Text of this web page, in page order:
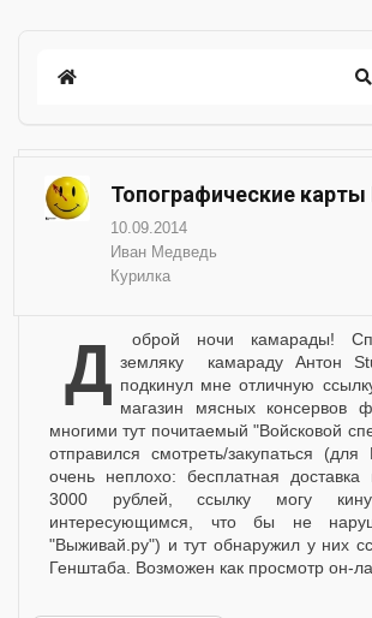
Топографические карты
10.09.2014
Иван Медведь
Курилка
Доброй ночи камарады! Спасибо моему земляку камараду Антон
подкинул мне отличную
магазин мясных
многими тут почитаемый "Войсковой
отправился смотреть/закупаться
очень неплохо: бесплатная доставка
3000 рублей, ссылку могу
интересующимся, что бы не
"Выживай.ру") и тут обнаружил у них
Генштаба. Возможен как просмотр он-